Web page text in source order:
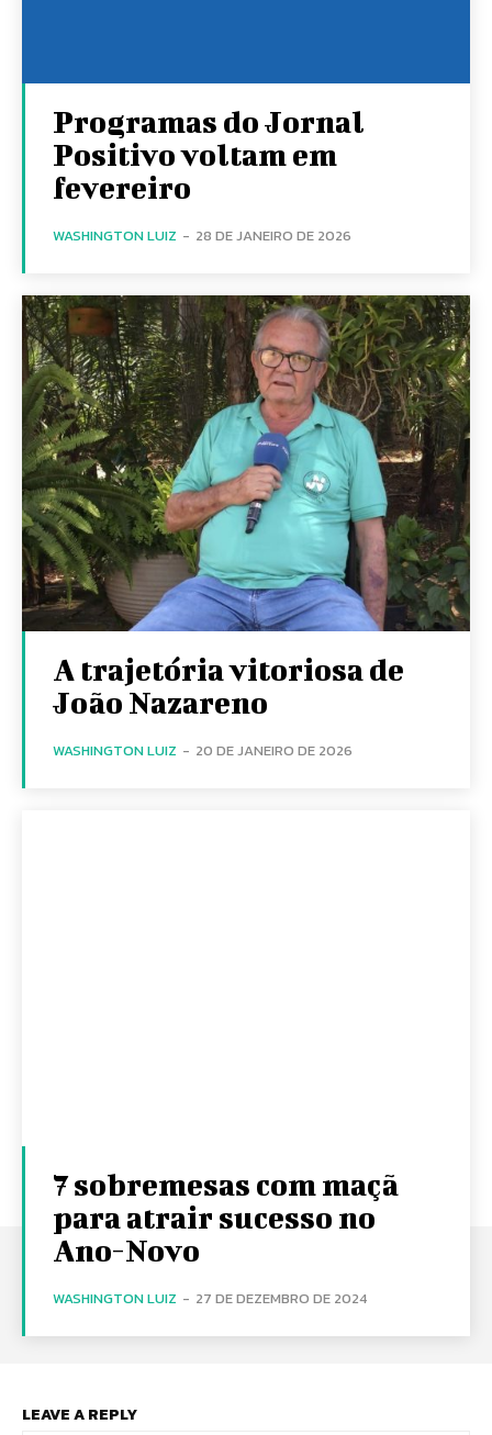
Programas do Jornal
Positivo voltam em
fevereiro
WASHINGTON LUIZ - 28 DE JANEIRO DE 2026
A trajetória vitoriosa de
João Nazareno
WASHINGTON LUIZ - 20 DE JANEIRO DE 2026
7 sobremesas com maçã
para atrair sucesso no
Ano-Novo
WASHINGTON LUIZ - 27 DE DEZEMBRO DE 2024
LEAVE A REPLY